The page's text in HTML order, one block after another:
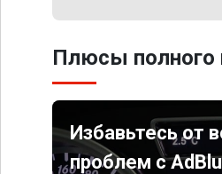
Плюсы полного
Избавьтесь от
проблем с